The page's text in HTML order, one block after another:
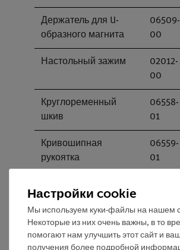
Держатель для U-
образного магнита
06509-
00
Настольный зажим
02012-
00
Круглоременный
шкив
06558-
01
Кривошипная
рукоятка
06559-
01
U-образный,
пластинчатый
Железный сердечник,
06500-
Настройки cookie
Мы используем куки-файлы на нашем
Некоторые из них очень важны, в то
помогают нам улучшить этот сайт и
получения более подробной